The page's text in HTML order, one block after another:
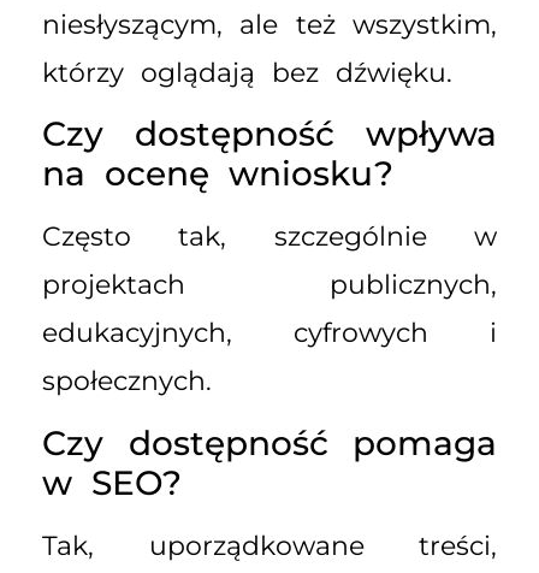
niesłyszącym, ale też wszystkim,
którzy oglądają bez dźwięku.
Czy dostępność wpływa
na ocenę wniosku?
Często tak, szczególnie w
projektach publicznych,
edukacyjnych, cyfrowych i
społecznych.
Czy dostępność pomaga
w SEO?
Tak, uporządkowane treści,